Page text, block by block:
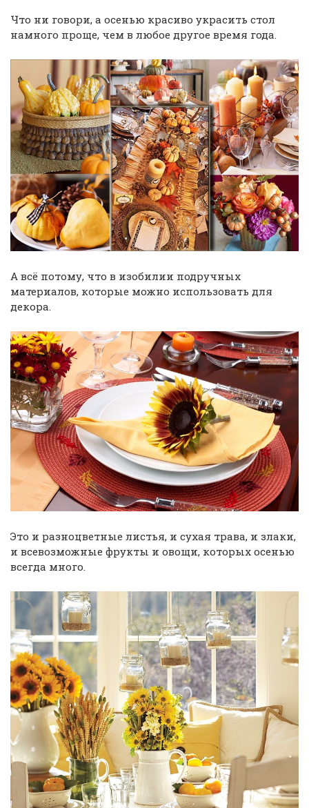
Что ни говори, а осенью красиво украсить стол
намного проще, чем в любое другое время года.
А всё потому, что в изобилии подручных
материалов, которые можно использовать для
декора.
Это и разноцветные листья, и сухая трава, и злаки,
и всевозможные фрукты и овощи, которых осенью
всегда много.